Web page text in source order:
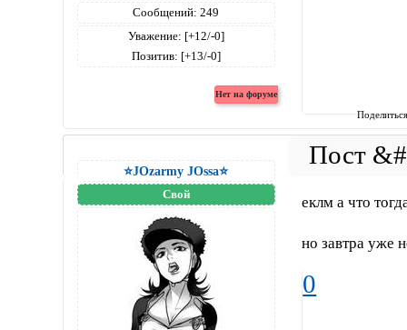
Сообщений: 249
Уважение: [+12/-0]
Позитив: [+13/-0]
⭐JOzarmy JOssa⭐
Свой еклм а что
но завтра уже
0